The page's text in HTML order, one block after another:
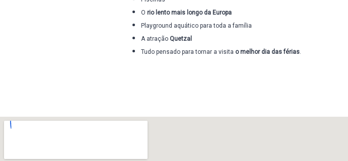
O rio lento mais longo da Europa
Playground aquático para toda a família
A atração Quetzal
Tudo pensado para tornar a visita o melhor dia das férias.